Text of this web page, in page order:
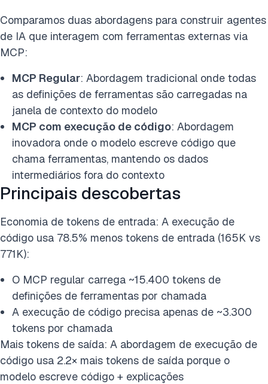
Comparamos duas abordagens para construir agentes
de IA que interagem com ferramentas externas via
MCP:
MCP Regular: Abordagem tradicional onde todas
as definições de ferramentas são carregadas na
janela de contexto do modelo
MCP com execução de código: Abordagem
inovadora onde o modelo escreve código que
chama ferramentas, mantendo os dados
intermediários fora do contexto
Principais descobertas
Economia de tokens de entrada: A execução de
código usa 78.5% menos tokens de entrada (165K vs
771K):
O MCP regular carrega ~15.400 tokens de
definições de ferramentas por chamada
A execução de código precisa apenas de ~3.300
tokens por chamada
Mais tokens de saída: A abordagem de execução de
código usa 2.2× mais tokens de saída porque o
modelo escreve código + explicações